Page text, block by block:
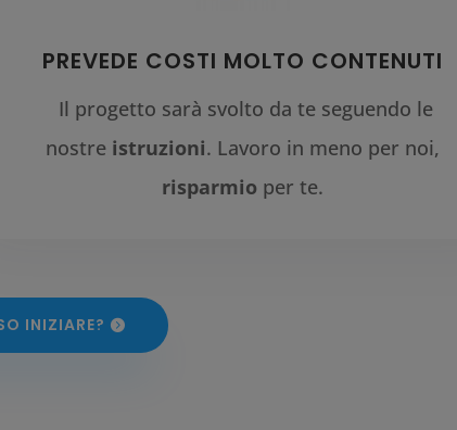
PREVEDE COSTI MOLTO CONTENUTI
Il progetto sarà svolto da te seguendo le
nostre istruzioni. Lavoro in meno per noi,
risparmio per te.
INIZIARE?